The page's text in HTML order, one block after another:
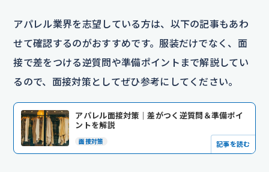
アパレル業界を志望している方は、以下の記事もあわ
せて確認するのがおすすめです。服装だけでなく、面
接で差をつける逆質問や準備ポイントまで解説してい
るので、面接対策としてぜひ参考にしてください。
アパレル面接対策｜差がつく逆質問＆準備ポイ
ントを解説
面接対策 記事を読む